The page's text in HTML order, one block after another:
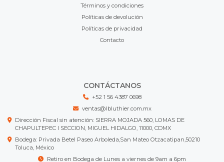
Términos y condiciones
Políticas de devolución
Políticas de privacidad
Contacto
CONTÁCTANOS
+52 1 56 4387 0698
ventas@lbluthier.com.mx
Dirección Fiscal sin atención: SIERRA MOJADA 560, LOMAS DE
CHAPULTEPEC I SECCION, MIGUEL HIDALGO, 11000, CDMX
Bodega: Privada Betel Paseo Arboleda,San Mateo Otzacatipan,50210
Toluca, México
Retiro en Bodega de Lunes a viernes de 9am a 6pm